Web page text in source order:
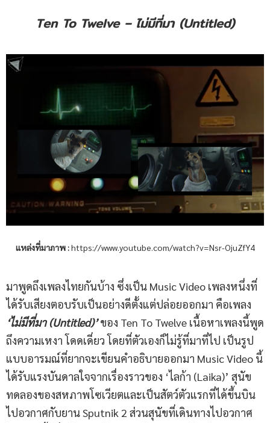
Ten To Twelve – ไม่มีที่มา (Untitled)
แหล่งที่มาภาพ :https://www.youtube.com/watch?v=Nsr-OjuZfY4
มาพูดถึงเพลงไทยกันบ้าง ซึ่งเป็น Music Video เพลงหนึ่งที่
ได้รับเสียงตอบรับเป็นอย่างดีตั้งแต่ปล่อยออกมา คือเพลง
‘ไม่มีที่มา (Untitled)’ของ Ten To Twelve เนื้อหาเพลงนี้พูด
ถึงความเหงา โดดเดี่ยว โดยที่ตัวเองก็ไม่รู้ที่มาที่ไป เป็นรูป
แบบอารมณ์ที่ยากจะเขียนคำอธิบายออกมา Music Video นี้
ได้รับแรงบันดาลใจจากเรื่องราวของ ‘ไลก้า (Laika)’ สุนัข
ทดลองของสหภาพโซเวียตและเป็นสัตว์ตัวแรกที่ได้ขึ้นบิน
ไปอวกาศกับยาน Sputnik 2 ส่วนสุนัขที่เดินทางไปอวกาศ